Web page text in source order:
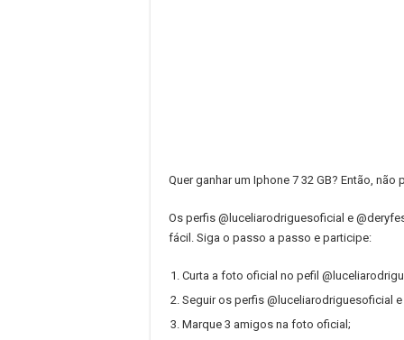
Quer ganhar um Iphone 7 32 GB? Então,
Os perfis @luceliarodriguesoficial e
fácil. Siga o passo a passo e participe:
Curta a foto oficial no pefil
Seguir os perfis @luceliarodriguesoficial
Marque 3 amigos na foto oficial;